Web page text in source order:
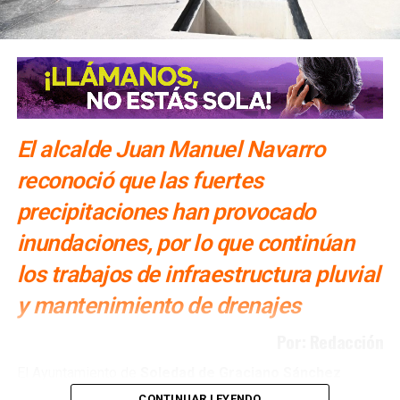
El alcalde Juan Manuel Navarro
reconoció que las fuertes
precipitaciones han provocado
inundaciones, por lo que continúan
los trabajos de infraestructura pluvial
y mantenimiento de drenajes
drenaje pluvial y reparación de